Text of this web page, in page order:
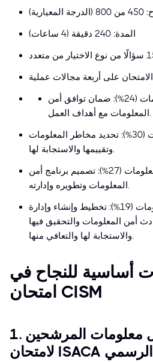
المدة: 240 دقيقة (4 ساعات)
حوكمة أمن المعلومات (24%): ضمان توافق أمن
المعلومات مع أهداف العمل.
إدارة مخاطر المعلومات (30%): تحديد مخاطر المعلومات
وتقييمها والاستجابة لها.
تطوير وإدارة برنامج أمن المعلومات (27%): تصميم برنامج أمن
المعلومات وتطويره وإدارته.
إدارة حوادث أمن المعلومات (19%): تخطيط وإنشاء وإدارة
أمن المعلومات والتحقيق فيها
والاستجابة لها والتعافي منها.
أساسية للنجاح في
امتحان CISM
1. الاستفادة من دليل معلومات المرشحين
لامتحان ISACA الرسمي